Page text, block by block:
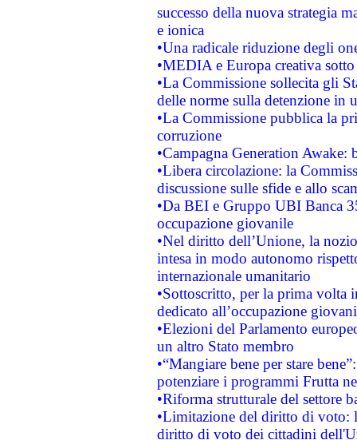
successo della nuova strategia
e ionica
•Una radicale riduzione degli
•MEDIA e Europa creativa
•La Commissione sollecita gli
delle norme sulla detenzione in
•La Commissione pubblica la
corruzione
•Campagna Generation
•Libera circolazione: la
discussione sulle sfide e allo
•Da BEI e Gruppo UBI Banca
occupazione giovanile
•Nel diritto dell’Unione, la
intesa in modo autonomo
internazionale umanitario
•Sottoscritto, per la prima volta
dedicato all’occupazione
•Elezioni del Parlamento
un altro Stato membro
•“Mangiare bene per stare
potenziare i programmi Frutta
•Riforma strutturale del settore
•Limitazione del diritto di voto:
diritto di voto dei cittadini